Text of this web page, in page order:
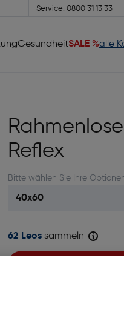
Service: 0800 31 13 33
GesundheitSALE %alle
Reflex
Bitte wählen Sie Ihre
62 Leos sammeln